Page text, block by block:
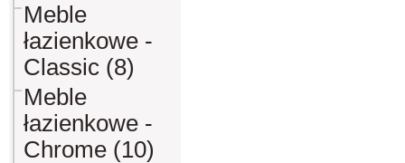
Meble
łazienkowe -
Classic (8)
Meble
łazienkowe -
Chrome (10)